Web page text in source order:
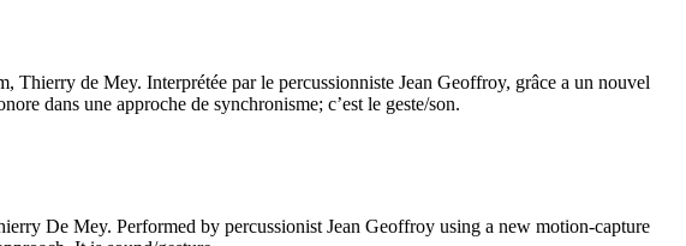
de Mey. Interprétée par le percussionniste Jean Geoffroy, grâce a un nouvel
dans une approche de synchronisme; c’est le geste/son.
De Mey. Performed by percussionist Jean Geoffroy using a new motion-capture